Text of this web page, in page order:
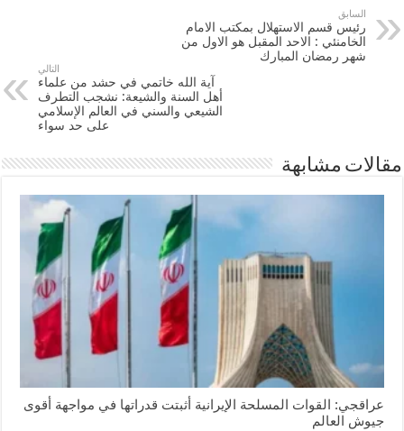
السابق
رئيس قسم الاستهلال بمكتب الامام
الخامنئي : الاحد المقبل هو الاول من
شهر رمضان المبارك
التالي
آية الله خاتمي في حشد من علماء
أهل السنة والشيعة: نشجب التطرف
الشيعي والسني في العالم الإسلامي
على حد سواء
مقالات مشابهة
عراقجي: القوات المسلحة الإيرانية أثبتت قدراتها في مواجهة أقوى
جيوش العالم